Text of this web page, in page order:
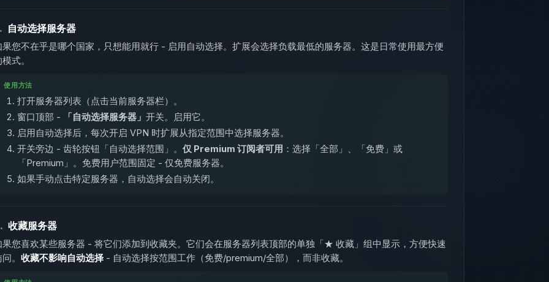
自动选择服务器
果您不在乎是哪个国家，只想能用就行 - 启用自动选择。扩展会选择负载最低的服务器。这是日常使用最方便
式。
使用方法
打开服务器列表（点击当前服务器栏）。
窗口顶部 -
「自动选择服务器」 开关。启用它。
启用自动选择后，每次开启 VPN 时扩展从指定范围中选择服务器。
开关旁边 - 齿轮按钮「自动选择范围」。 仅 Premium 订阅者可用 ：选择「全部」、「免费」或
「Premium」。免费用户范围固定 - 仅免费服务器。
如果手动点击特定服务器，自动选择会自动关闭。
收藏服务器
果您喜欢某些服务器 - 将它们添加到收藏夹。它们会在服务器列表顶部的单独「★ 收藏」组中显示，方便快速
。 收藏不影响自动选择 - 自动选择按范围工作（免费/premium/全部），而非收藏。